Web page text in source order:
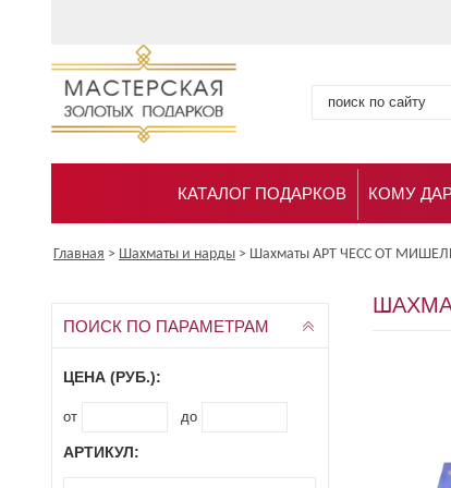
КАТАЛОГ ПОДАРКОВ КОМУ
Главная > Шахматы и нарды > Шахматы АРТ ЧЕСС ОТ
ПОИСК ПО ПАРАМЕТРАМ
ЦЕНА (РУБ.):
от до
АРТИКУЛ: